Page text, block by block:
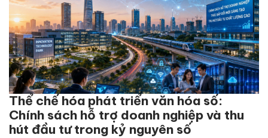
Thể chế hóa phát triển văn hóa số:
Chính sách hỗ trợ doanh nghiệp và thu
hút đầu tư trong kỷ nguyên số